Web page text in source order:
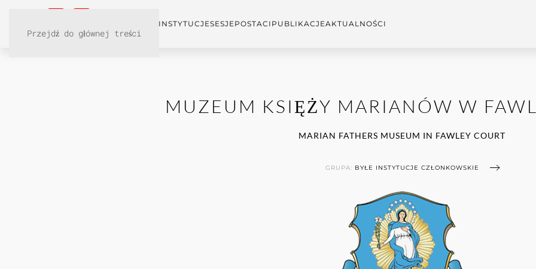
Przejdź do głównej treści
INSTYTUCJESESJEPOSTACI PUBLIKACJEAKTUALNOŚCI
MUZEUM KSIĘŻY MARIANÓW W
MARIAN FATHERS MUSEUM IN FAWLEY COURT
GRUPA: BYŁE INSTYTUCJE CZŁONKOWSKIE